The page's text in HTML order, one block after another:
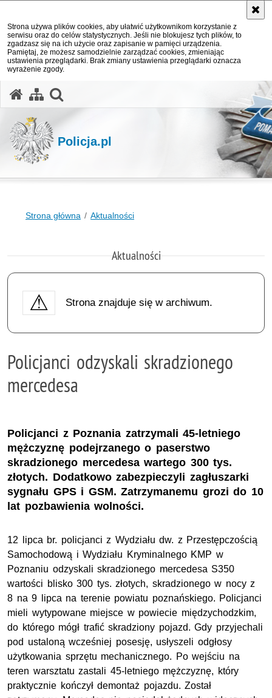
Strona używa plików cookies, aby ułatwić użytkownikom korzystanie z
serwisu oraz do celów statystycznych. Jeśli nie blokujesz tych plików, to
zgadzasz się na ich użycie oraz zapisanie w pamięci urządzenia.
Pamiętaj, że możesz samodzielnie zarządzać cookies, zmieniając
ustawienia przeglądarki. Brak zmiany ustawienia przeglądarki oznacza
wyrażenie zgody.
Policja.pl
Strona główna Aktualności
Aktualności
Strona znajduje się w archiwum.
Policjanci odzyskali skradzionego
mercedesa
Policjanci z Poznania zatrzymali 45-letniego
mężczyznę podejrzanego o paserstwo
skradzionego mercedesa wartego 300 tys.
złotych. Dodatkowo zabezpieczyli zagłuszarki
sygnału GPS i GSM. Zatrzymanemu grozi do 10
lat pozbawienia wolności.
12 lipca br. policjanci z Wydziału dw. z Przestępczością
Samochodową i Wydziału Kryminalnego KMP w
Poznaniu odzyskali skradzionego mercedesa S350
wartości blisko 300 tys. złotych, skradzionego w nocy z
8 na 9 lipca na terenie powiatu poznańskiego. Policjanci
mieli wytypowane miejsce w powiecie międzychodzkim,
do którego mógł trafić skradziony pojazd. Gdy przyjechali
pod ustaloną wcześniej posesję, usłyszeli odgłosy
użytkowania sprzętu mechanicznego. Po wejściu na
teren warsztatu zastali 45-letniego mężczyznę, który
praktycznie kończył demontaż pojazdu. Został